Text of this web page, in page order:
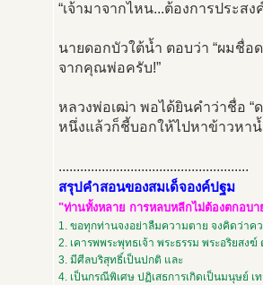
“เจ้ามาจากไหน...ต้องการประสง
นายดอกบัวใต้น้ำ ตอบว่า “ผมชื่อ
จากคุณพ่อครับ!”
หลวงพ่อเฒ่า พอได้ยินคำว่าชื่อ “
หนึ่งแล้วก็ชี้บอกให้ไปหาข้าวหา
.....................................................
สรุปคำสอนของสมเด็จองค์ปฐม
"ท่านทั้งหลาย การหลบหลีกไม่ต้องตกอบ
1. ขอทุกท่านจงอย่าลืมความตาย จงคิดว่าค
2. เคารพพระพุทธเจ้า พระธรรม พระอริยสง
3. มีศีลบริสุทธิ์เป็นปกติ และ
4. เป็นกรณีพิเศษ ปฏิเสธการเกิดเป็นมนุษย์